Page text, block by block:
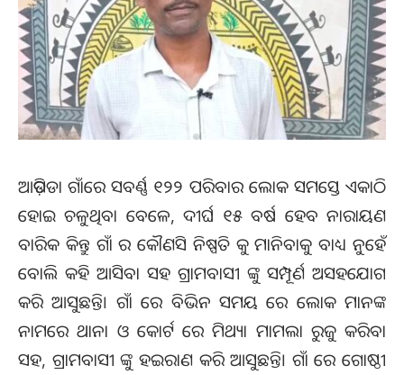
ଆଡ଼ିପଡା ଗାଁରେ ସବର୍ଣ୍ଣ ୧୨୨ ପରିବାର ଲୋକ ସମସ୍ତେ ଏକାଠି
ହୋଇ ଚଳୁଥିବା ବେଳେ, ଦୀର୍ଘ ୧୫ ବର୍ଷ ହେବ ନାରାୟଣ
ବାରିକ କିନ୍ତୁ ଗାଁ ର କୌଣସି ନିଷ୍ପତି କୁ ମାନିବାକୁ ବାଧ୍ୟ ନୁହେଁ
ବୋଲି କହି ଆସିବା ସହ ଗ୍ରାମବାସୀ ଙ୍କୁ ସମ୍ପୂର୍ଣ ଅସହଯୋଗ
କରି ଆସୁଛନ୍ତି। ଗାଁ ରେ ବିଭିନ ସମୟ ରେ ଲୋକ ମାନଙ୍କ
ନାମରେ ଥାନା ଓ କୋର୍ଟ ରେ ମିଥ୍ୟା ମାମଲା ରୁଜୁ କରିବା
ସହ, ଗ୍ରାମବାସୀ ଙ୍କୁ ହଇରାଣ କରି ଆସୁଛନ୍ତି। ଗାଁ ରେ ଗୋଷ୍ଠୀ